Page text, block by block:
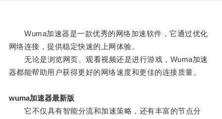
Wuma加速器是一款优秀的网络加速软件，它通过优化
网络连接，提供稳定快速的上网体验。
无论是浏览网页、观看视频还是进行游戏，Wuma加速
器都能帮助用户获得更好的网络速度和更佳的连接质量。
wuma加速器最新版
它不仅具有智能分流和加速策略，还有丰富的节点分